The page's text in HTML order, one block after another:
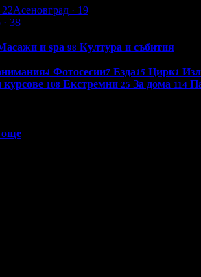
22Асеновград · 19
· 38
и spa 98 Култура и събития
4 Фотосесии7 Езда15 Цирк1
108 Екстремни 25 За дома 114
още